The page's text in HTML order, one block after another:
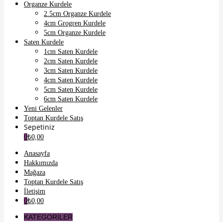
panel
panel
panel
Panel
panel
panel
Panel
Organze Kurdele
2.5cm Organze Kurdele
4cm Grogren Kurdele
5cm Organze Kurdele
Saten Kurdele
1cm Saten Kurdele
2cm Saten Kurdele
3cm Saten Kurdele
4cm Saten Kurdele
5cm Saten Kurdele
6cm Saten Kurdele
Yeni Gelenler
Toptan Kurdele Satış
Sepetiniz
0₺0,00
Anasayfa
Hakkımızda
Mağaza
Toptan Kurdele Satış
İletişim
0₺0,00
KATEGORİLER